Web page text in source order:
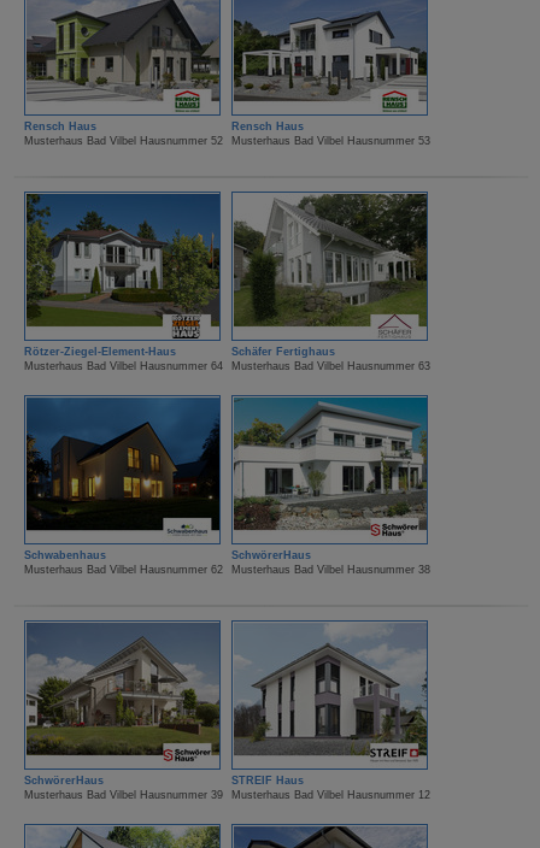
Rensch Haus
Musterhaus Bad Vilbel Hausnummer 52
Rensch Haus
Musterhaus Bad Vilbel Hausnummer 53
Rötzer-Ziegel-Element-Haus
Musterhaus Bad Vilbel Hausnummer 64
Schäfer Fertighaus
Musterhaus Bad Vilbel Hausnummer 63
Schwabenhaus
Musterhaus Bad Vilbel Hausnummer 62
SchwörerHaus
Musterhaus Bad Vilbel Hausnummer 38
SchwörerHaus
Musterhaus Bad Vilbel Hausnummer 39
STREIF Haus
Musterhaus Bad Vilbel Hausnummer 12